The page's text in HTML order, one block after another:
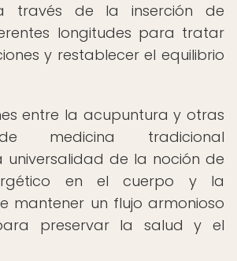
través de la inserción de
longitudes para tratar
y restablecer el equilibrio
entre la acupuntura y otras
medicina tradicional
universalidad de la noción de
en el cuerpo y la
mantener un flujo armonioso
preservar la salud y el